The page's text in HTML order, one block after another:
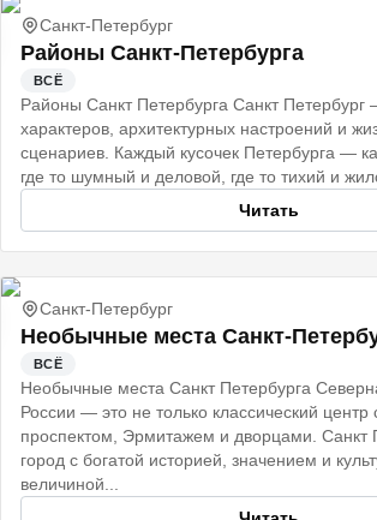
Санкт-Петербург
Районы Санкт-Петербурга
ВСЁ
Районы Санкт Петербурга Санкт Петербург
характеров, архитектурных настроений и
сценариев. Каждый кусочек Петербурга —
где то шумный и деловой, где то тихий и
Читать
Санкт-Петербург
Необычные места Санкт-
ВСЁ
Необычные места Санкт Петербурга
России — это не только классический центр
проспектом, Эрмитажем и дворцами. Санкт
город с богатой историей, значением и
величиной...